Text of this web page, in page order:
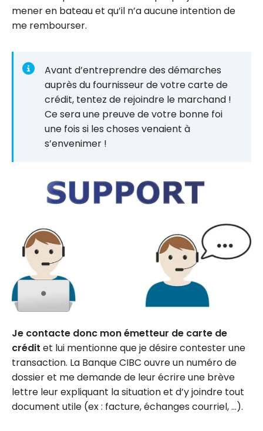
mener en bateau et qu’il n’a aucune intention de
me rembourser.
Avant d’entreprendre des démarches
auprès du fournisseur de votre carte de
crédit, tentez de rejoindre le marchand !
Ce sera une preuve de votre bonne foi
une fois si les choses venaient à
s’envenimer !
Je contacte donc mon émetteur de carte de
crédit et lui mentionne que je désire contester une
transaction. La Banque CIBC ouvre un numéro de
dossier et me demande de leur écrire une brève
lettre leur expliquant la situation et d’y joindre tout
document utile (ex : facture, échanges courriel, …).